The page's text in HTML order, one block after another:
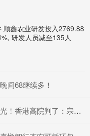
顺鑫农业研发投入2769.88
研发人员减至135人
间68继续多！
宗馥莉暂不得挪动汇丰账户资产